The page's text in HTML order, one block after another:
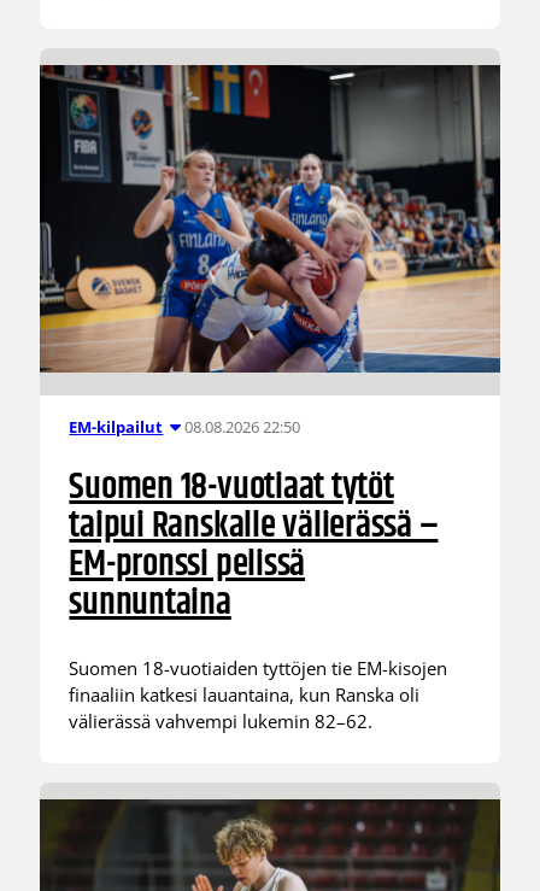
EM-kilpailut 08.08.2026 22:50
Suomen 18-vuotiaat tytöt
taipui Ranskalle välierässä –
EM-pronssi pelissä
sunnuntaina
Suomen 18-vuotiaiden tyttöjen tie EM-kisojen
finaaliin katkesi lauantaina, kun Ranska oli
välierässä vahvempi lukemin 82–62.